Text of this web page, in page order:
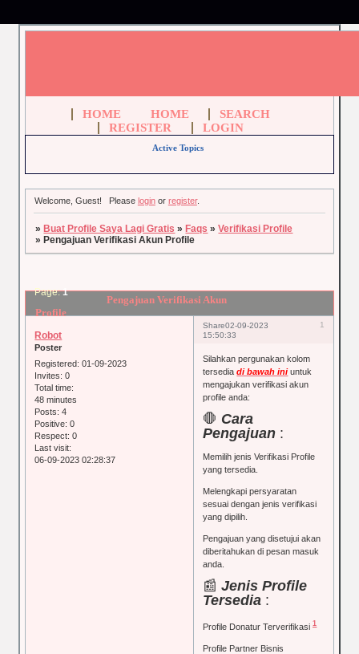
HOME HOME
SEARCH
REGISTER
LOGIN
Active Topics
Welcome, Guest! Please loginor register.
»Buat Profile Saya Lagi Gratis »Faqs »Verifikasi Profile
»Pengajuan Verifikasi Akun Profile
Pengajuan Verifikasi Akun
Profile
Page:1
Share 1
02-09-2023
15:50:33
Robot
Poster
Registered: 01-09-2023
Invites: 0
Total time:
48 minutes
Posts: 4
Positive: 0
Respect: 0
Last visit:
06-09-2023 02:28:37
Silahkan pergunakan kolom
tersediadi bawah iniuntuk
mengajukan verifikasi akun
profile anda:
🛑 Cara
Pengajuan :
Memilih jenis Verifikasi Profile
yang tersedia.
Melengkapi persyaratan
sesuai dengan jenis verifikasi
yang dipilih.
Pengajuan yang disetujui akan
diberitahukan di pesan masuk
anda.
📰Jenis Profile
Tersedia :
Profile Donatur Terverifikasi1
Profile Partner Bisnis